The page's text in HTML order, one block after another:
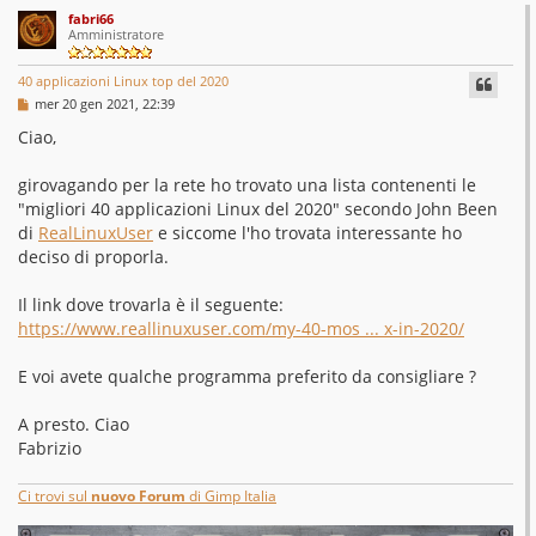
fabri66
Amministratore
40 applicazioni Linux top del 2020
M
s
s
g
g
i
o
mer 20 gen 2021, 22:39
Ciao,
girovagando per la rete ho trovato una lista contenenti le
"migliori 40 applicazioni Linux del 2020" secondo John Been
di RealLinuxUser e siccome l'ho trovata interessante ho
deciso di proporla.
Il link dove trovarla è il seguente:
https://www.reallinuxuser.com/my-40-mos ... x-in-2020/
E voi avete qualche programma preferito da consigliare ?
A presto. Ciao
Fabrizio
Ci trovi sul nuovo Forum di Gimp Italia